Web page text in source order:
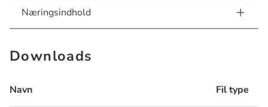
Næringsindhold
Downloads
Navn Fil type